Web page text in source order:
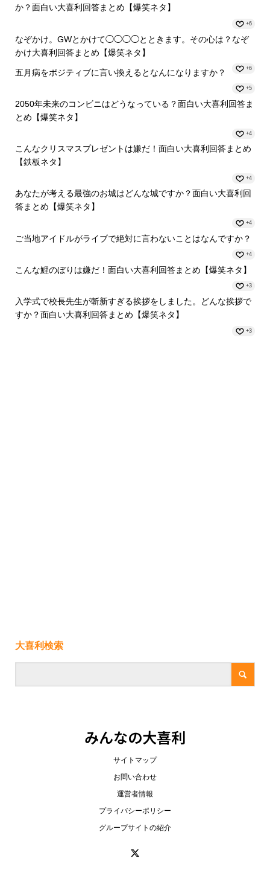
か？面白い大喜利回答まとめ【爆笑ネタ】
+6
なぞかけ。GWとかけて◯◯◯◯とときます。その心は？なぞ
かけ大喜利回答まとめ【爆笑ネタ】
+6
五月病をポジティブに言い換えるとなんになりますか？
+5
2050年未来のコンビニはどうなっている？面白い大喜利回答ま
とめ【爆笑ネタ】
+4
こんなクリスマスプレゼントは嫌だ！面白い大喜利回答まとめ
【鉄板ネタ】
+4
あなたが考える最強のお城はどんな城ですか？面白い大喜利回
答まとめ【爆笑ネタ】
+4
ご当地アイドルがライブで絶対に言わないことはなんですか？
+4
こんな鯉のぼりは嫌だ！面白い大喜利回答まとめ【爆笑ネタ】
+3
入学式で校長先生が斬新すぎる挨拶をしました。どんな挨拶で
すか？面白い大喜利回答まとめ【爆笑ネタ】
+3
大喜利検索
みんなの大喜利
サイトマップ
お問い合わせ
運営者情報
プライバシーポリシー
グループサイトの紹介